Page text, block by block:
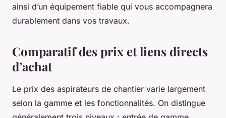
ainsi d’un équipement fiable qui vous accompagnera
durablement dans vos travaux.
Comparatif des prix et liens directs
d’achat
Le prix des aspirateurs de chantier varie largement
selon la gamme et les fonctionnalités. On distingue